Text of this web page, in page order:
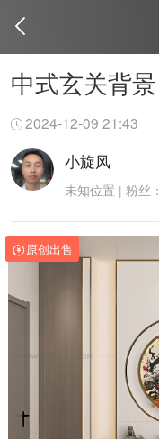
中式玄关背
2024-12-09 21:43
小旋风
未知位置 | 粉丝
原创出售